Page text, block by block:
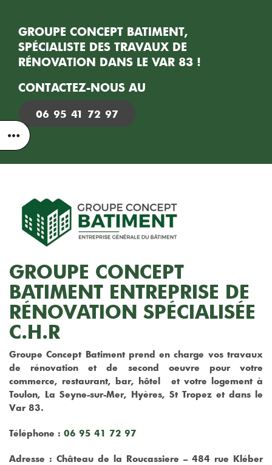
GROUPE CONCEPT BATIMENT,
SPÉCIALISTE DES TRAVAUX DE
RÉNOVATION DANS LE VAR 83 !
CONTACTEZ-NOUS AU
06 95 41 72 97
GROUPE CONCEPT
BATIMENT ENTREPRISE DE
RÉNOVATION SPÉCIALISÉE
C.H.R
Groupe Concept Batiment prend en charge vos travaux
de rénovation et de second oeuvre pour votre
commerce, restaurant, bar, hôtel et votre logement à
Toulon, La Seyne-sur-Mer, Hyères, St Tropez et dans le
Var 83.
Téléphone : 06 95 41 72 97
Adresse : Château de la Roucassiere – 484 rue Kléber